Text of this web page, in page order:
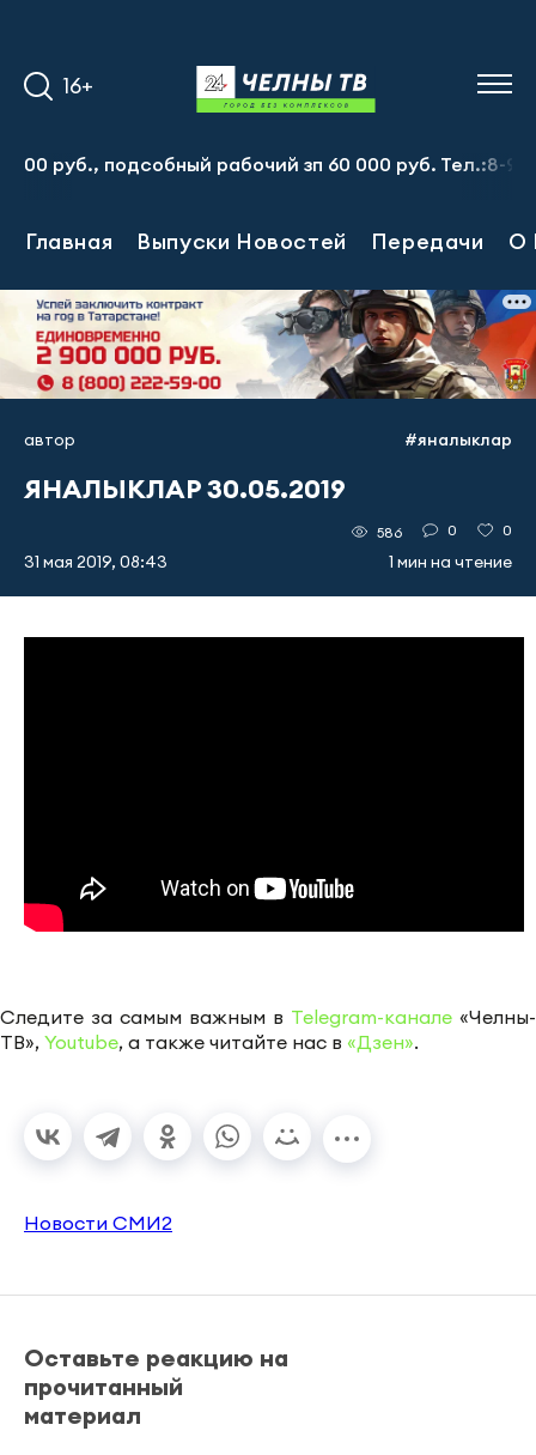
16+
подсобный рабочий зп 60 000 руб. Тел.:8-917-913-
Главная Выпуски Новостей Передачи О
автор #яналыклар
ЯНАЛЫКЛАР 30.05.2019
31 мая 2019, 08:43
586 0 0
1 мин на чтение
Следите за самым важным в Telegram-канале «Челны-
ТВ», Youtube, а также читайте нас в «Дзен».
Новости СМИ2
Оставьте реакцию на
прочитанный
материал